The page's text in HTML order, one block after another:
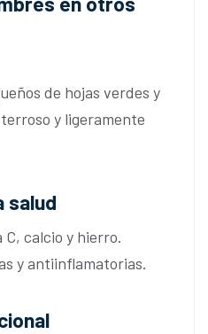
de hojas verdes y
y ligeramente
salud
calcio y hierro.
y antiinflamatorias.